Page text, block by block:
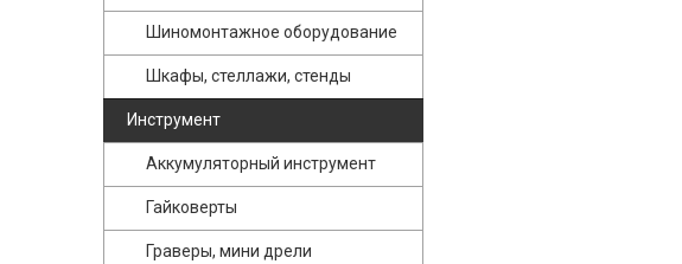
Шиномонтажное оборудование
Шкафы, стеллажи, стенды
Инструмент
Аккумуляторный инструмент
Гайковерты
Граверы, мини дрели